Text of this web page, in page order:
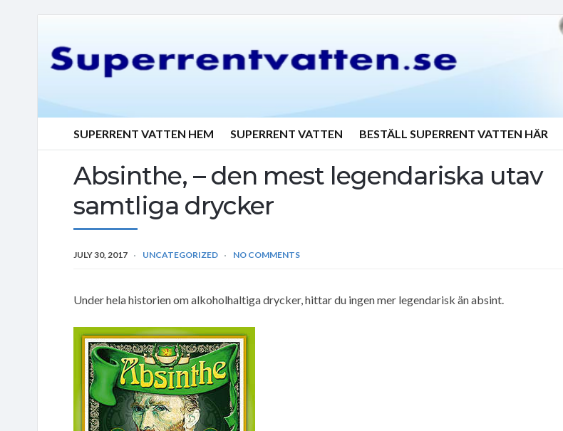
SUPERRENT VATTEN HEM SUPERRENT VATTEN BESTÄLL SUPERRENT VATTEN HÄR
Absinthe, – den mest legendariska utav
samtliga drycker
JULY 30, 2017 UNCATEGORIZED NO COMMENTS
Under hela historien om alkoholhaltiga drycker, hittar du ingen mer legendarisk än absint.